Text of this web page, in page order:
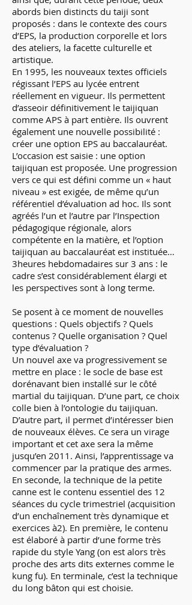
abords bien distincts du taiji sont
proposés : dans le contexte des cours
d’EPS, la production corporelle et lors
des ateliers, la facette culturelle et
artistique.
En 1995, les nouveaux textes officiels
régissant l’EPS au lycée entrent
réellement en vigueur. Ils permettent
d’asseoir définitivement le taijiquan
comme APS à part entière. Ils ouvrent
également une nouvelle possibilité :
créer une option EPS au baccalauréat.
L’occasion est saisie : une option
taijiquan est proposée. Une progression
vers ce qui est défini comme un « haut
niveau » est exigée, de même qu’un
référentiel d’évaluation ad hoc. Ils sont
agréés l’un et l’autre par l’Inspection
pédagogique régionale, alors
compétente en la matière, et l’option
taijiquan au baccalauréat est instituée…
3heures hebdomadaires sur 3 ans : le
cadre s’est considérablement élargi et
les perspectives sont à long terme.
Se posent à ce moment de nouvelles
questions : Quels objectifs ? Quels
contenus ? Quelle organisation ? Quel
type d’évaluation ?
Un nouvel axe va progressivement se
mettre en place : le socle de base est
dorénavant bien installé sur le côté
martial du taijiquan. D’une part, ce choix
colle bien à l’ontologie du taijiquan.
D’autre part, il permet d’intéresser bien
de nouveaux élèves. Ce sera un virage
important et cet axe sera la même
jusqu’en 2011. Ainsi, l’apprentissage va
commencer par la pratique des armes.
En seconde, la technique de la petite
canne est le contenu essentiel des 12
séances du cycle trimestriel (acquisition
d’un enchaînement très dynamique et
exercices à2). En première, le contenu
est élaboré à partir d’une forme très
rapide du style Yang (on est alors très
proche des arts dits externes comme le
kung fu). En terminale, c’est la technique
du long bâton qui est choisie.